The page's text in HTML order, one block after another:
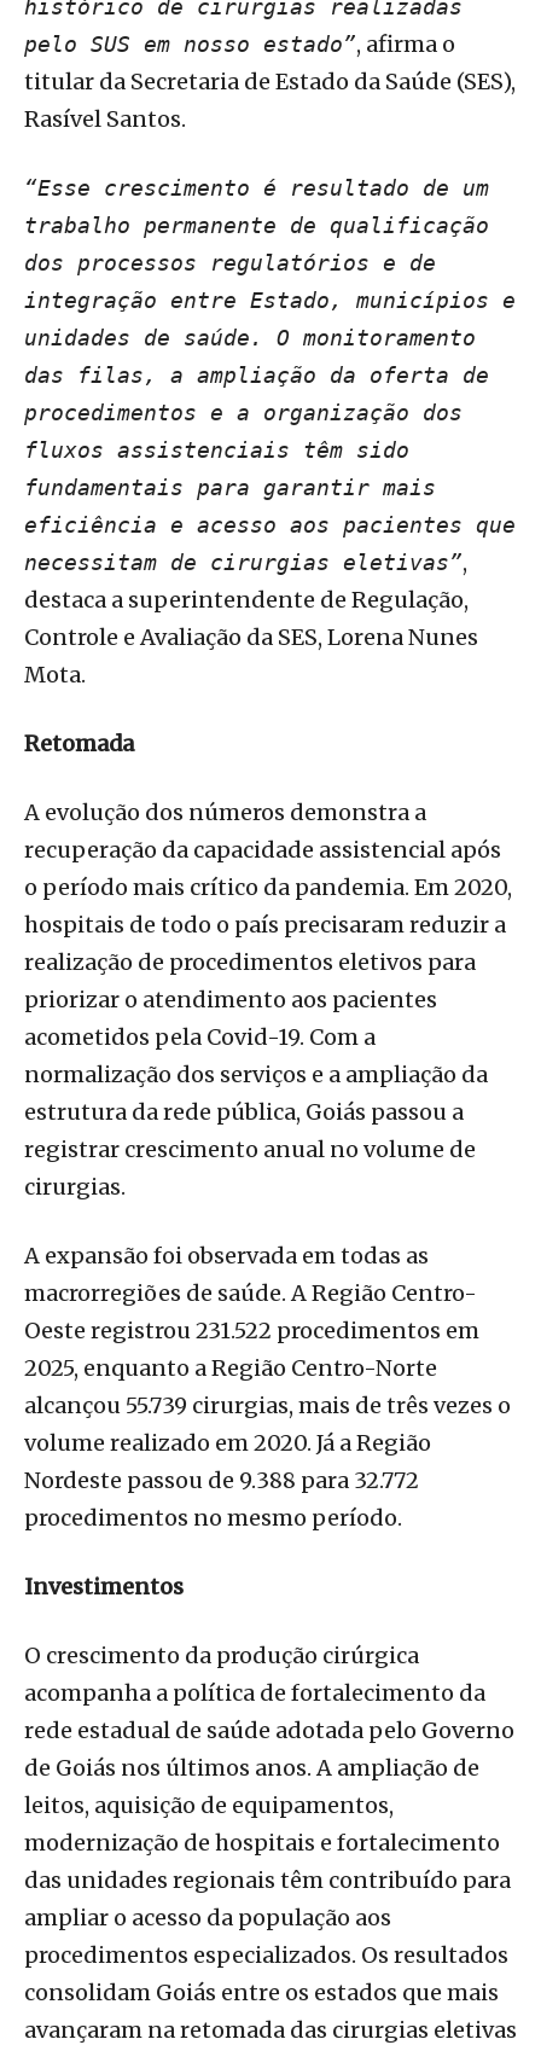
histórico de cirurgias realizadas
pelo SUS em nosso estado”, afirma o
titular da Secretaria de Estado da Saúde (SES),
Rasível Santos.
“Esse crescimento é resultado de um
trabalho permanente de qualificação
dos processos regulatórios e de
integração entre Estado, municípios e
unidades de saúde. O monitoramento
das filas, a ampliação da oferta de
procedimentos e a organização dos
fluxos assistenciais têm sido
fundamentais para garantir mais
eficiência e acesso aos pacientes que
necessitam de cirurgias eletivas”,
destaca a superintendente de Regulação,
Controle e Avaliação da SES, Lorena Nunes
Mota.
Retomada
A evolução dos números demonstra a
recuperação da capacidade assistencial após
o período mais crítico da pandemia. Em 2020,
hospitais de todo o país precisaram reduzir a
realização de procedimentos eletivos para
priorizar o atendimento aos pacientes
acometidos pela Covid-19. Com a
normalização dos serviços e a ampliação da
estrutura da rede pública, Goiás passou a
registrar crescimento anual no volume de
cirurgias.
A expansão foi observada em todas as
macrorregiões de saúde. A Região Centro-
Oeste registrou 231.522 procedimentos em
2025, enquanto a Região Centro-Norte
alcançou 55.739 cirurgias, mais de três vezes o
volume realizado em 2020. Já a Região
Nordeste passou de 9.388 para 32.772
procedimentos no mesmo período.
Investimentos
O crescimento da produção cirúrgica
acompanha a política de fortalecimento da
rede estadual de saúde adotada pelo Governo
de Goiás nos últimos anos. A ampliação de
leitos, aquisição de equipamentos,
modernização de hospitais e fortalecimento
das unidades regionais têm contribuído para
ampliar o acesso da população aos
procedimentos especializados. Os resultados
consolidam Goiás entre os estados que mais
avançaram na retomada das cirurgias eletivas